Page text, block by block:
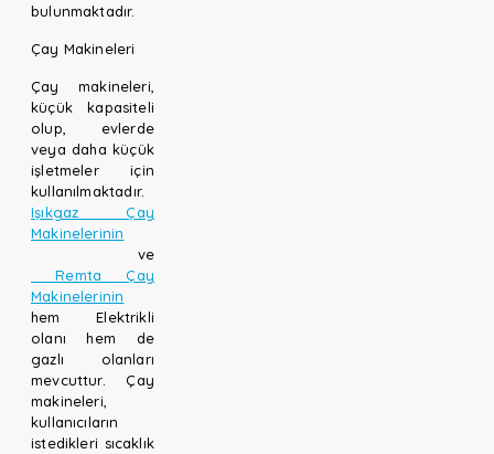
bulunmaktadır.
Çay Makineleri
Çay makineleri,
küçük kapasiteli
olup, evlerde
veya daha küçük
işletmeler için
kullanılmaktadır.
Işıkgaz Çay
Makinelerinin
ve
Remta Çay
Makinelerinin
hem Elektrikli
olanı hem de
gazlı olanları
mevcuttur. Çay
makineleri,
kullanıcıların
istedikleri sıcaklık